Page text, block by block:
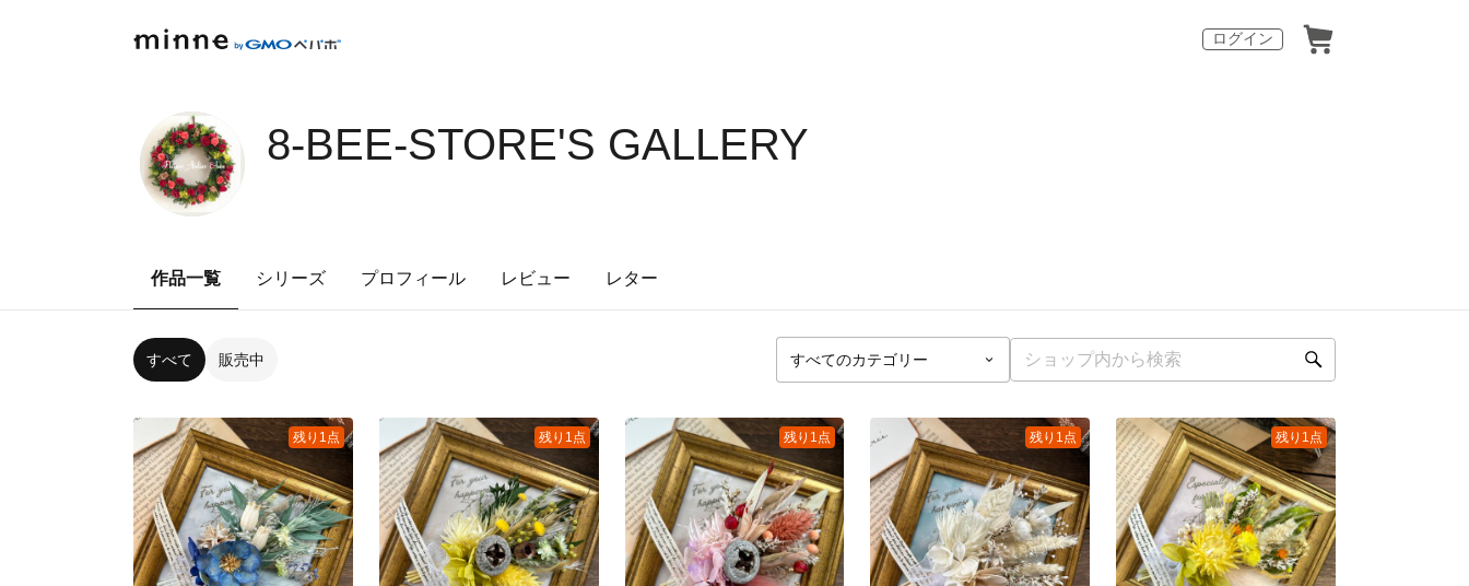
ログイン
8-BEE-STORE'S GALLERY
作品一覧 シリーズ プロフィール レビュー レター
すべて 販売中
残り1点 残り1点 残り1点 残り1点 残り1点